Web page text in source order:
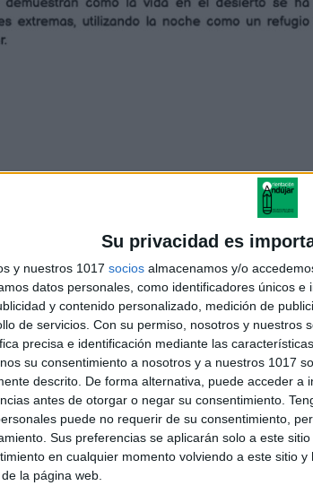
Su privacidad es
y nuestros 1017 socios almacenamos y/o
datos personales, como identificadores únicos
y contenido personalizado, medición de
de servicios. Con su permiso, nosotros y nuestros
precisa e identificación mediante las
su consentimiento a nosotros y a nuestros 1017
descrito. De forma alternativa, puede acceder a
antes de otorgar o negar su consentimiento.
puede no requerir de su consentimiento,
Sus preferencias se aplicarán solo a este
en cualquier momento volviendo a este sitio
la página web.